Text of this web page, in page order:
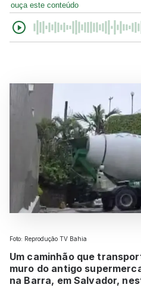
ouça este conteúdo
Foto: Reprodução TV Bahia
Um caminhão que
muro do antigo
na Barra, em Salvador,